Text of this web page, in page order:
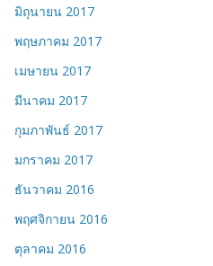
มิถุนายน 2017
พฤษภาคม 2017
เมษายน 2017
มีนาคม 2017
กุมภาพันธ์ 2017
มกราคม 2017
ธันวาคม 2016
พฤศจิกายน 2016
ตุลาคม 2016